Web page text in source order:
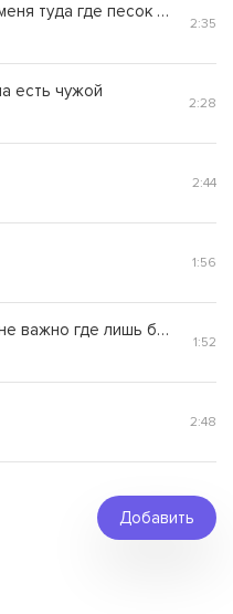
Лето забери меня туда где песок море
2:35
есть чужой
2:28
2:44
1:56
Ты говоришь не важно где лишь бы в моих объятиях
1:52
2:48
Добавить